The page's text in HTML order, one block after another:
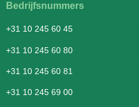
Bedrijfsnummers
+31 10 245 60 45
+31 10 245 60 80
+31 10 245 60 81
+31 10 245 69 00